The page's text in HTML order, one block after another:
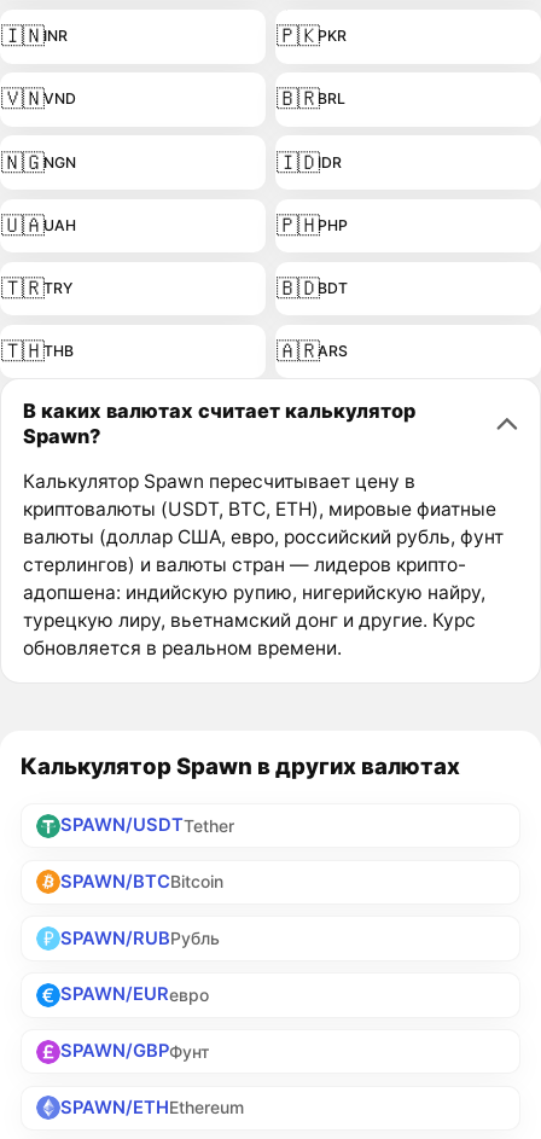
🇮🇳INR 🇵🇰PKR
🇻🇳VND 🇧🇷BRL
🇳🇬NGN 🇮🇩IDR
🇺🇦UAH 🇵🇭PHP
🇹🇷TRY 🇧🇩BDT
🇹🇭THB 🇦🇷ARS
В каких валютах считает калькулятор
Spawn?
Калькулятор Spawn пересчитывает цену в
криптовалюты (USDT, BTC, ETH), мировые фиатные
валюты (доллар США, евро, российский рубль, фунт
стерлингов) и валюты стран — лидеров крипто-
адопшена: индийскую рупию, нигерийскую найру,
турецкую лиру, вьетнамский донг и другие. Курс
обновляется в реальном времени.
Калькулятор Spawn в других валютах
SPAWN/USDTTether
SPAWN/BTCBitcoin
SPAWN/RUBРубль
SPAWN/EURевро
SPAWN/GBPФунт
SPAWN/ETHEthereum